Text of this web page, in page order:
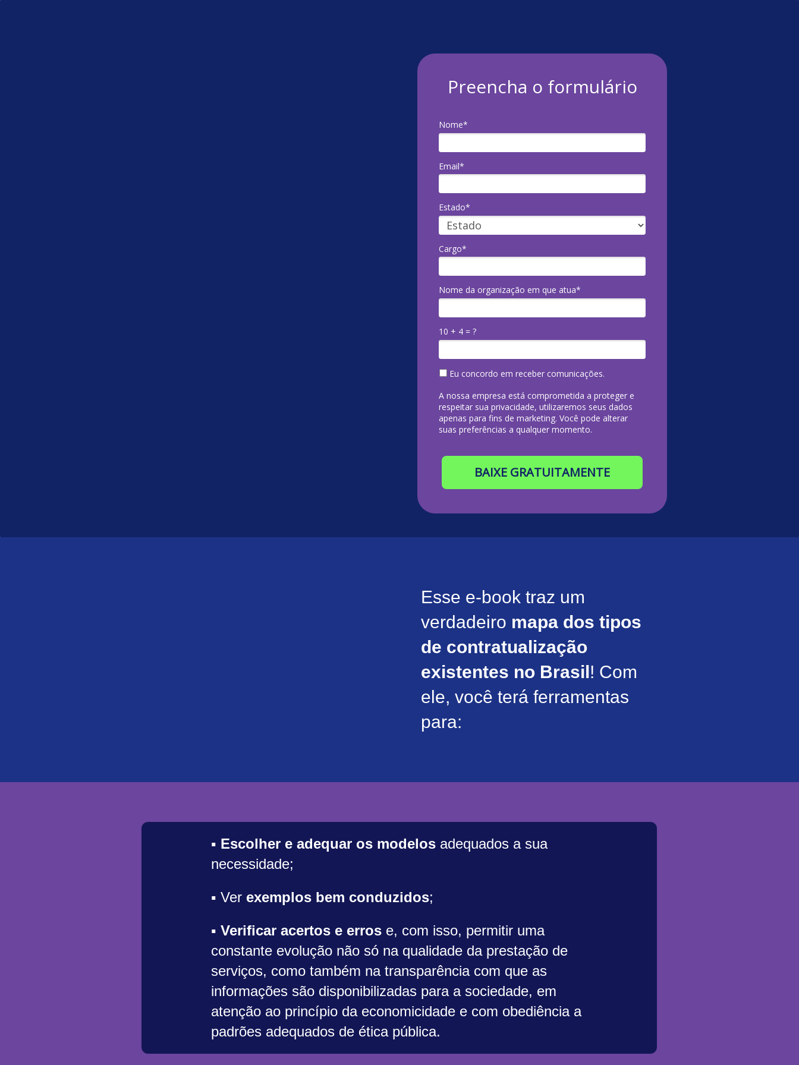
Preencha o formulário
Nome*
Email*
Estado*
Cargo*
Nome da organização em que atua*
10 + 4 = ?
Eu concordo em receber comunicações.
A nossa empresa está comprometida a proteger e
respeitar sua privacidade, utilizaremos seus dados
apenas para fins de marketing. Você pode alterar
suas preferências a qualquer momento.
BAIXE GRATUITAMENTE
Esse e-book traz um
verdadeiro mapa dos tipos
de contratualização
existentes no Brasil! Com
ele, você terá ferramentas
para:
▪ Escolher e adequar os modelosadequados a sua
necessidade;
▪ Ver exemplos bem conduzidos;
▪ Verificar acertos e erros e, com isso, permitir uma
constante evolução não só na qualidade da prestação de
serviços, como também na transparência com que as
informações são disponibilizadas para a sociedade, em
atenção ao princípio da economicidade e com obediência a
padrões adequados de ética pública.